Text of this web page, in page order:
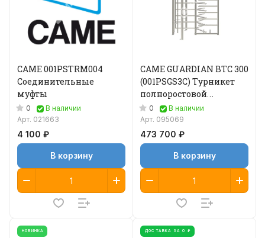
CAME 001PSTRM004
Соединительные
муфты
0
В наличии
Арт. 021663
4 100 ₽
В корзину
CAME GUARDIAN BTC 300
(001PSGS3C) Турникет
полноростовой
трехсекционный
0
В наличии
Арт. 095069
473 700 ₽
В корзину
НОВИНКА ДОСТАВКА ЗА 0 ₽